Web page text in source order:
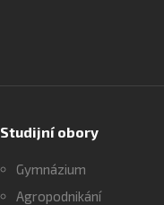
Studijní obory
Gymnázium
Agropodnikání